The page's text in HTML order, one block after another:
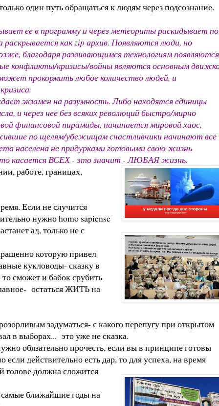
один путь обращаться к людям через подсознание.
ее в программу и через метеориты раскидывает по
как zip архив. Появляются люди, но
благодаря развивающимся технологиям появляются
конфликты/кризисы/войны являются основным
прокормить любое количество людей, и
экзамен на разумность. Либо находятся единицы
и через нее без всяких революций быстро/мирно
финансовой пирамиды, начинается мировой хаос,
по щелям/убежищам счастливчики начинают все
населена не придурками готовыми свою жизнь
касается ВСЕХ - это значит - ЛЮБАЯ жизнь.
работе, границах,
Если не случится
нужно homo sapiense
ад, только не с
которую привел
кукловоды- сказку в
сможет и бабок срубить
остаться ЖИТЬ на
задуматься- с какого перепугу при открытом
в выборах... это уже не сказка.
обязательно прочесть, если вы в принципе готовы
действительно есть дар, то для успеха, на время
голове должна сложится
ближайшие годы на